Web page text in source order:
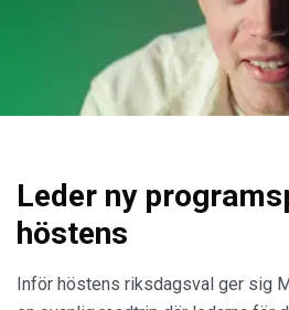
Leder ny
höstens
Inför höstens riksdagsval ger sig